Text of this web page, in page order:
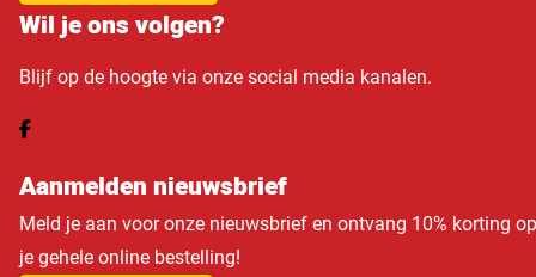
Wil je ons volgen?
Blijf op de hoogte via onze social media kanalen.
Aanmelden nieuwsbrief
Meld je aan voor onze nieuwsbrief en ontvang 10% korting op
je gehele online bestelling!